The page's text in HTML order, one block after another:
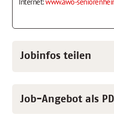
Jobinfos teilen
Job-Angebot als